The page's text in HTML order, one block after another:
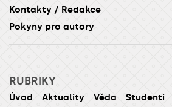
Kontakty / Redakce
Pokyny pro autory
RUBRIKY
Úvod Aktuality Věda Studenti